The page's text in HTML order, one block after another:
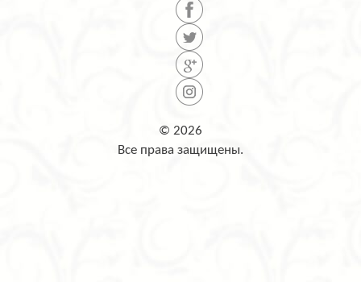
© 2026
Все права защищены.